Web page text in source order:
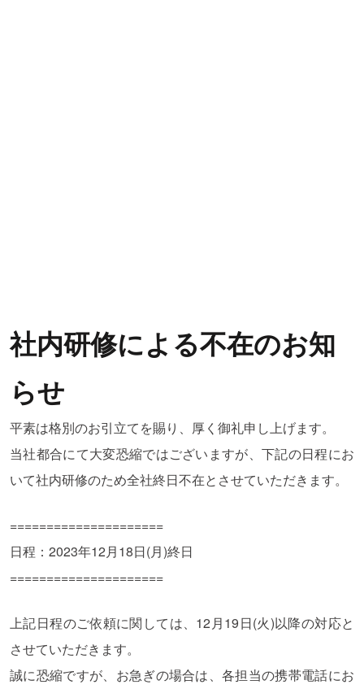
社内研修による不在のお知
らせ
平素は格別のお引立てを賜り、厚く御礼申し上げます。
当社都合にて大変恐縮ではございますが、下記の日程にお
いて社内研修のため全社終日不在とさせていただきます。
=====================
日程：2023年12月18日(月)終日
=====================
上記日程のご依頼に関しては、12月19日(火)以降の対応と
させていただきます。
誠に恐縮ですが、お急ぎの場合は、各担当の携帯電話にお